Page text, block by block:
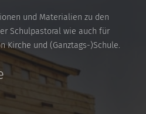
und Materialien zu den
Schulpastoral wie auch für
Kirche und (Ganztags-)Schule.